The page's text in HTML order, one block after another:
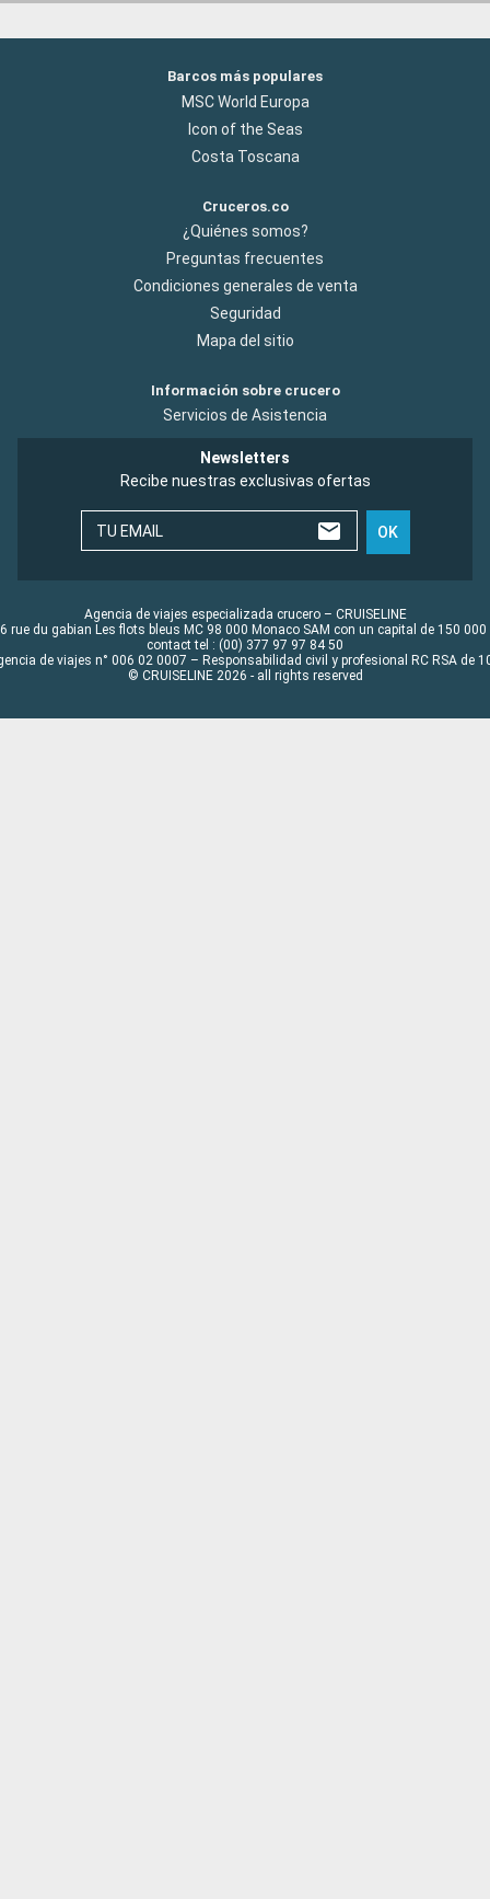
Barcos más populares
MSC World Europa
Icon of the Seas
Costa Toscana
Cruceros.co
¿Quiénes somos?
Preguntas frecuentes
Condiciones generales de venta
Seguridad
Mapa del sitio
Información sobre crucero
Servicios de Asistencia
Newsletters
Recibe nuestras exclusivas ofertas
TU EMAIL OK
Agencia de viajes especializada crucero – CRUISELINE
rue du gabian Les flots bleus MC 98 000 Monaco SAM con un capital de 150 000
contact tel : (00) 377 97 97 84 50
de viajes n° 006 02 0007 – Responsabilidad civil y profesional RC RSA de
© CRUISELINE 2026 - all rights reserved